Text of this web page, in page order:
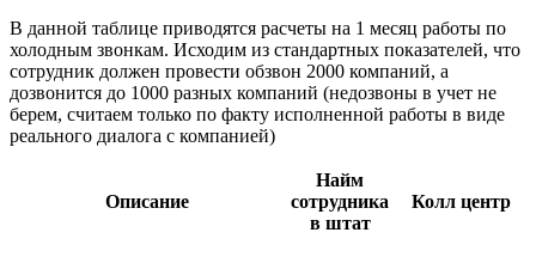
В данной таблице приводятся расчеты на 1 месяц работы по
холодным звонкам. Исходим из стандартных показателей, что
сотрудник должен провести обзвон 2000 компаний, а
дозвонится до 1000 разных компаний (недозвоны в учет не
берем, считаем только по факту исполненной работы в виде
реального диалога с компанией)
Описание
Найм
сотрудника
в штат
Колл центр